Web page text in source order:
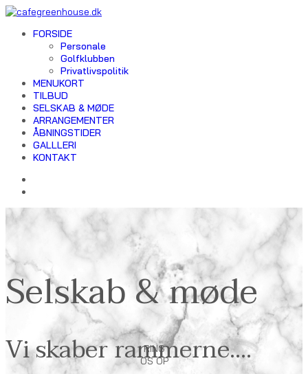
FORSIDE
Personale
Golfklubben
Privatlivspolitik
MENUKORT
TILBUD
SELSKAB & MØDE
ARRANGEMENTER
ÅBNINGSTIDER
GALLLERI
KONTAKT
Selskab & møde
RING
OS OP
Vi skaber rammerne....